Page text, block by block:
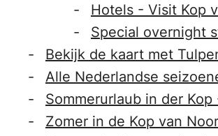
Hotels - Visit Kop
Special overnight
Bekijk de kaart met
Alle Nederlandse
Sommerurlaub in der
Zomer in de Kop van